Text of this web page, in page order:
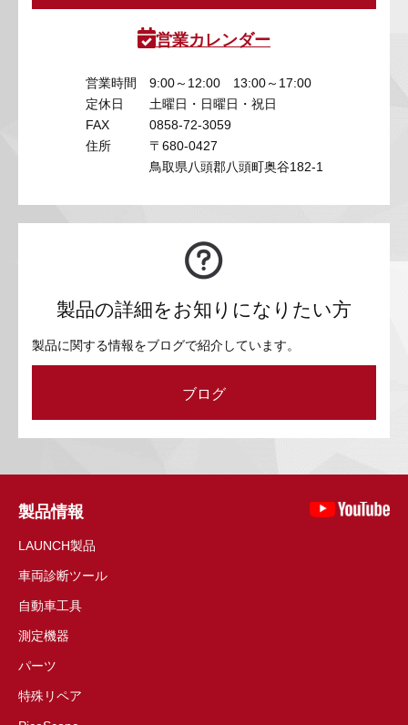
営業カレンダー
営業時間
9:00～12:00 13:00～17:00
定休日
土曜日・日曜日・祝日
FAX
0858-72-3059
住所
〒680-0427
鳥取県八頭郡八頭町奥谷182-1
製品の詳細をお知りになりたい方
製品に関する情報をブログで紹介しています。
ブログ
製品情報
LAUNCH製品
車両診断ツール
自動車工具
測定機器
パーツ
特殊リペア